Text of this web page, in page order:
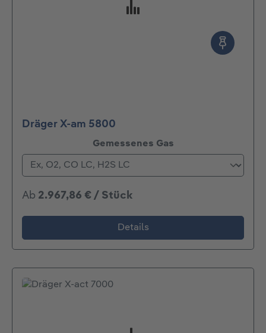
Dräger X-am 5800
Gemessenes Gasauswählen
Ab 2.967,86 € / Stück
Details